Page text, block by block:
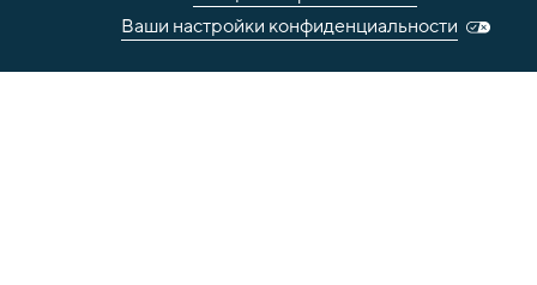
Ваши настройки конфиденциальности